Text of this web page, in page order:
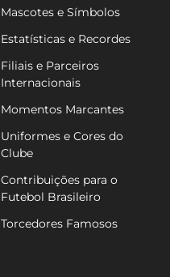
Mascotes e Símbolos
Estatísticas e Recordes
Filiais e Parceiros
Internacionais
Momentos Marcantes
Uniformes e Cores do
Clube
Contribuições para o
Futebol Brasileiro
Torcedores Famosos